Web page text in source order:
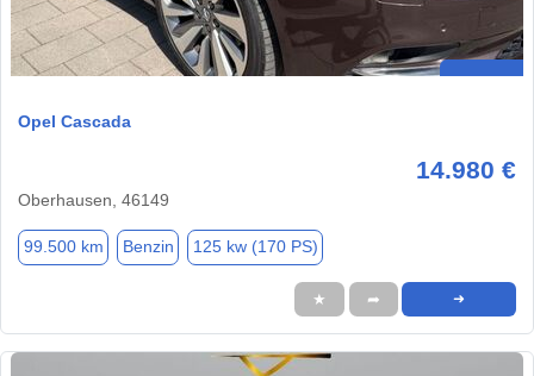
Opel Cascada
14.980 €
Oberhausen, 46149
99.500 km Benzin 125 kw (170 PS)
★ ➦ ➜